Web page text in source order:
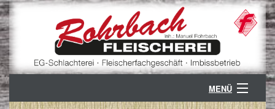
MENÜ